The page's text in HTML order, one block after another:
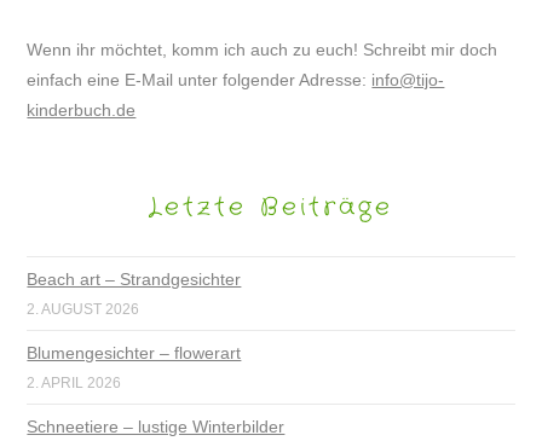
Wenn ihr möchtet, komm ich auch zu euch! Schreibt mir doch
einfach eine E-Mail unter folgender Adresse: info@tijo-
kinderbuch.de
Letzte Beiträge
Beach art – Strandgesichter
2. AUGUST 2026
Blumengesichter – flowerart
2. APRIL 2026
Schneetiere – lustige Winterbilder